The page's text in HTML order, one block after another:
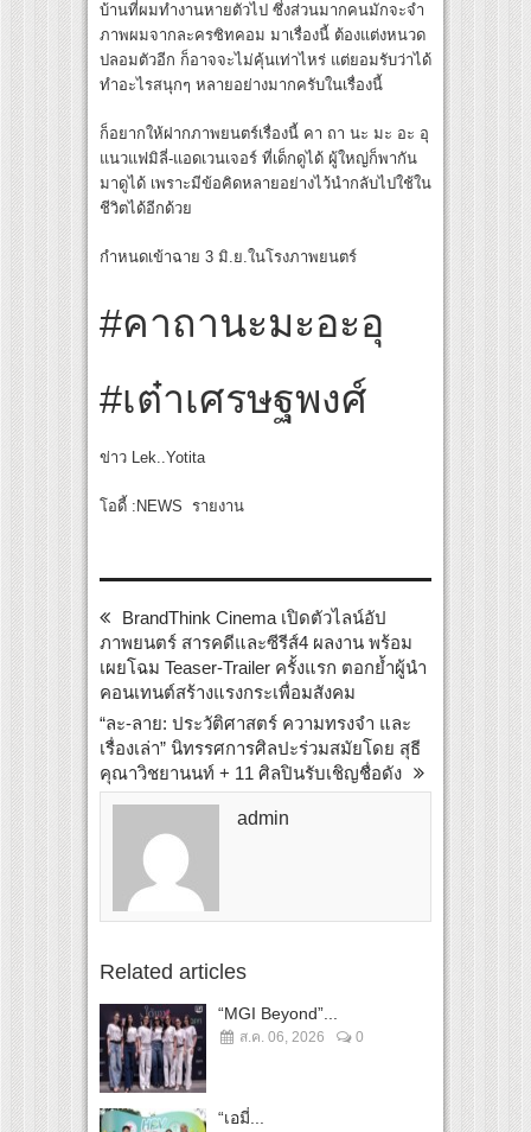
บ้านที่ผมทำงานหายตัวไป​ ซึ่งส่วนมากคนมักจะจำ
ภาพผมจากละครซิทคอม มาเรื่องนี้ ต้องแต่งหนวด
ปลอมตัวอีก​ ก็อาจจะไม่คุ้นเท่าไหร่ แต่ยอมรับว่าได้
ทำอะไรสนุกๆ​ หลายอย่างมากครับในเรื่องนี้
ก็อยากให้ฝากภาพยนตร์เรื่องนี้ คา ถา นะ มะ อะ อุ
แนวแฟมิลี่-แอดเวนเจอร์ ที่เด็กดูได้​ ผู้ใหญ่ก็พากัน
มาดูได้​ เพราะมีข้อคิดหลายอย่างไว้นำกลับไปใช้ใน
ชีวิตได้อีกด้วย
กำหนดเข้าฉาย 3 มิ.ย.ในโรงภาพยนตร์
#คาถานะมะอะอุ
#เต๋าเศรษฐพงศ์
ข่าว Lek..Yotita
โอดี้ :NEWS รายงาน
BrandThink Cinema เปิดตัวไลน์อัป
ภาพยนตร์ สารคดีและซีรีส์4 ผลงาน พร้อม
เผยโฉม Teaser-Trailer ครั้งแรก ตอกย้ำผู้นำ
คอนเทนต์สร้างแรงกระเพื่อมสังคม
“ละ-ลาย: ประวัติศาสตร์ ความทรงจำ และ
เรื่องเล่า” นิทรรศการศิลปะร่วมสมัยโดย สุธี
คุณาวิชยานนท์ + 11 ศิลปินรับเชิญชื่อดัง
admin
Related articles
“MGI Beyond”...
ส.ค. 06, 2026 0
“เอมี่...